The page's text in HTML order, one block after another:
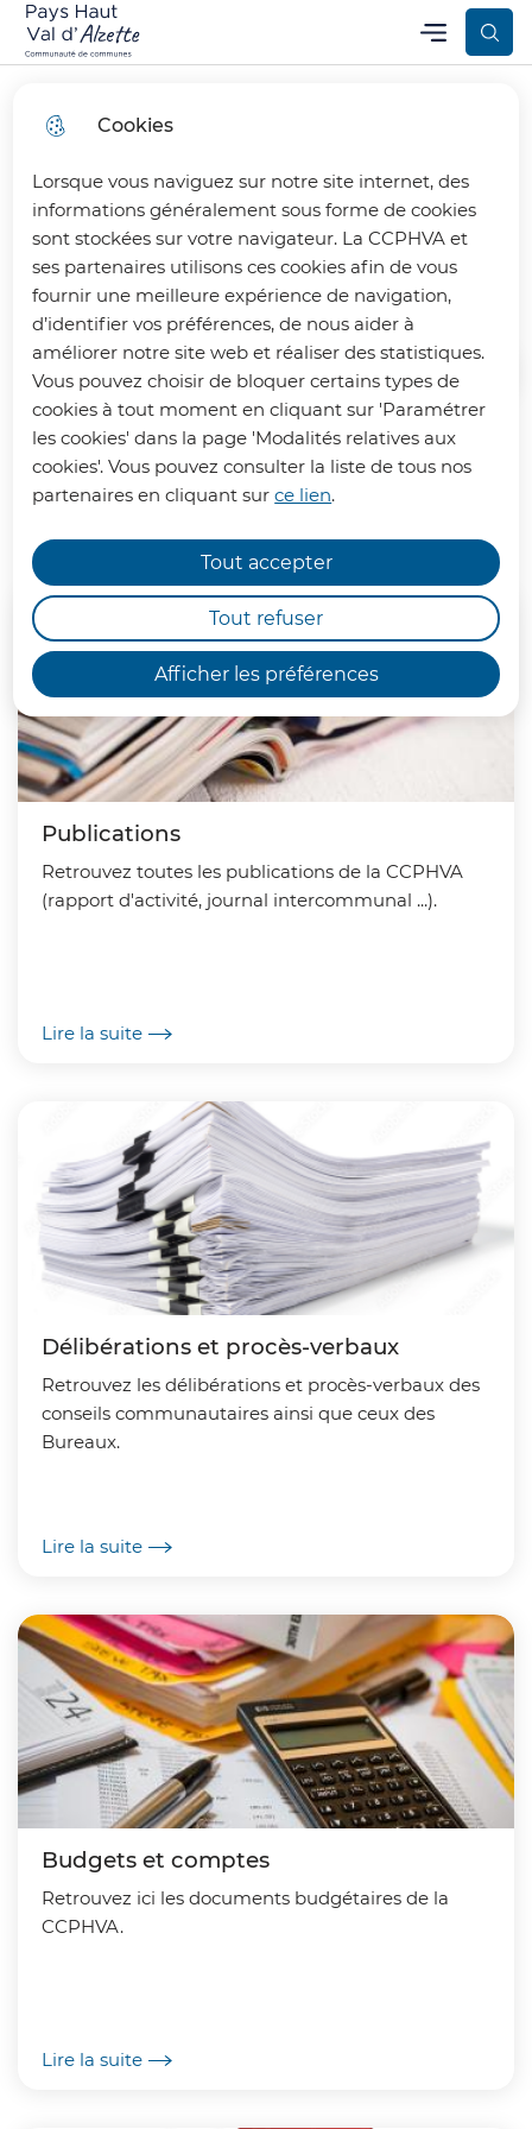
Cookies
Lorsque vous naviguez sur notre site internet, des
informations généralement sous forme de cookies
sont stockées sur votre navigateur. La CCPHVA et
ses partenaires utilisons ces cookies afin de vous
fournir une meilleure expérience de navigation,
d’identifier vos préférences, de nous aider à
améliorer notre site web et réaliser des statistiques.
Vous pouvez choisir de bloquer certains types de
cookies à tout moment en cliquant sur 'Paramétrer
les cookies' dans la page 'Modalités relatives aux
cookies'. Vous pouvez consulter la liste de tous nos
partenaires en cliquant surce lien.
Afficher les préférences
Tout accepter
Tout refuser
Aller
au
menu
principal
Consulter
le plan
du site
Communauté de Communes Pays Haut Val d’Alzette
Menu principal
Menu
Répertoire des
informations publiques
Accueil
Retrouvez ici l'espace documentaire
de la CCPHVA (publications,
délibérations, arrêtés ...)
Publications
Retrouvez toutes les publications de la CCPHVA
(rapport d'activité, journal intercommunal ...).
Lire la suite
Délibérations et procès-verbaux
Retrouvez les délibérations et procès-verbaux des
conseils communautaires ainsi que ceux des
Bureaux.
Lire la suite
Budgets et comptes
Retrouvez ici les documents budgétaires de la
Lire la suite